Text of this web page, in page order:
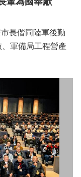
長偕同陸軍後勤
軍備局工程營產